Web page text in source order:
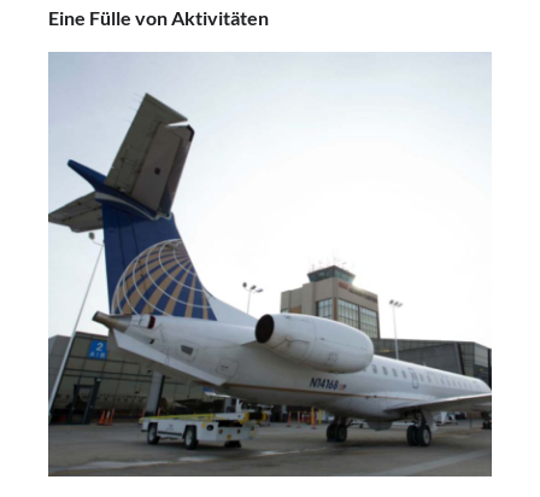
Eine Fülle von Aktivitäten